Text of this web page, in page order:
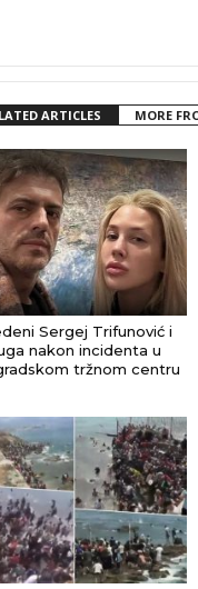
ARTICLES MORE
Sergej Trifunović i
nakon incidenta u
tržnom centru